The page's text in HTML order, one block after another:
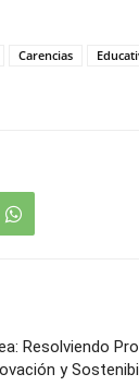
Carencias
Resolviendo
y